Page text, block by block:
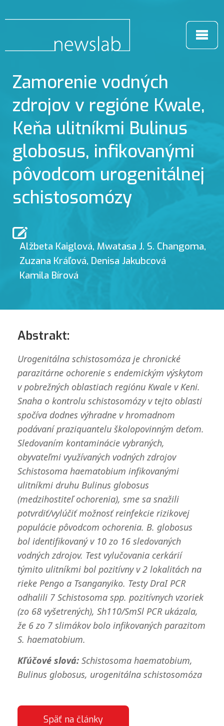
Zamorenie vodných
zdrojov v regióne Kwale,
Keňa ulitníkmi Bulinus
globosus, infikovanými
pôvodcom urogenitálnej
schistosomózy
Alžbeta Kaiglová, Mwatasa J. S. Changoma,
Zuzana Kráľová, Denisa Jakubcová
Kamila Bírová
Abstrakt:
Urogenitálna schistosomóza je chronické
parazitárne ochorenie s endemickým výskytom
v pobrežných oblastiach regiónu Kwale v Keni.
Snaha o kontrolu schistosomózy v tejto oblasti
spočíva dodnes výhradne v hromadnom
podávaní praziquantelu školopovinným deťom.
Sledovaním kontaminácie vybraných,
obyvateľmi využívaných vodných zdrojov
Schistosoma haematobium infikovanými
ulitníkmi druhu Bulinus globosus
(medzihostiteľ ochorenia), sme sa snažili
potvrdiť/vylúčiť možnosť reinfekcie rizikovej
populácie pôvodcom ochorenia. B. globosus
bol identifikovaný v 10 zo 16 sledovaných
vodných zdrojov. Test vylučovania cerkárií
týmito ulitníkmi bol pozitívny v 2 lokalitách na
rieke Pengo a Tsanganyiko. Testy DraI PCR
odhalili 7 Schistosoma spp. pozitívnych vzoriek
(zo 68 vyšetrených), Sh110/SmSl PCR ukázala,
že 6 zo 7 slimákov bolo infikovaných parazitom
S. haematobium.
Kľúčové slová:Schistosoma haematobium,
Bulinus globosus, urogenitálna schistosomóza
Späť na články